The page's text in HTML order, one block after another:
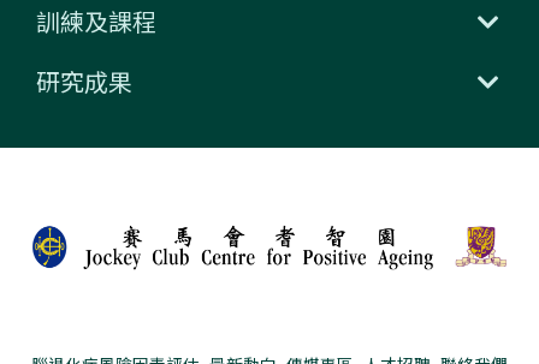
訓練及課程
研究成果